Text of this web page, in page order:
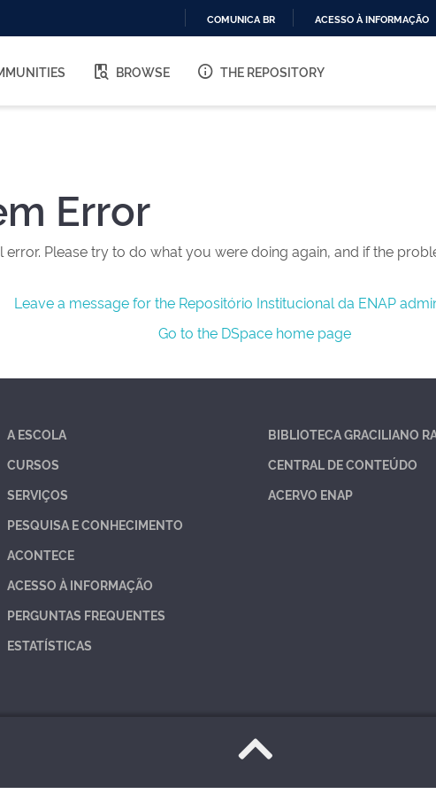
O
COMUNICA BR ACESSO À INFORMAÇÃO
BROWSE THE REPOSITORY
Error
Please try to do what you were doing again, and if the
Leave a message for the Repositório Institucional da ENAP
Go to the DSpace home page
A ESCOLA
CURSOS
SERVIÇOS
PESQUISA E CONHECIMENTO
ACONTECE
ACESSO À INFORMAÇÃO
PERGUNTAS FREQUENTES
ESTATÍSTICAS
BIBLIOTECA GRACILIANO
CENTRAL DE CONTEÚDO
ACERVO ENAP